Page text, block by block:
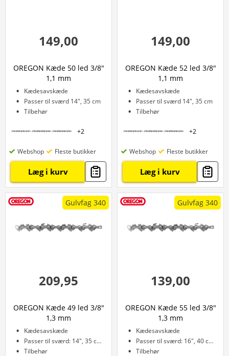
149,00
OREGON Kæde 50 led 3/8"
1,1 mm
Kædesavskæde
Passer til sværd 14", 35 cm
Tilbehør
+2
Webshop Fleste butikker
Læg i kurv
149,00
OREGON Kæde 52 led 3/8"
1,1 mm
Kædesavskæde
Passer til sværd 14", 35 cm
Tilbehør
+2
Webshop Fleste butikker
Læg i kurv
Gulvfag 340
209,95
OREGON Kæde 49 led 3/8"
1,3 mm
Kædesavskæde
Passer til sværd: 14", 35 cm
Tilbehør
Gulvfag 340
139,00
OREGON Kæde 55 led 3/8"
1,3 mm
Kædesavskæde
Passer til sværd: 16", 40 cm
Tilbehør